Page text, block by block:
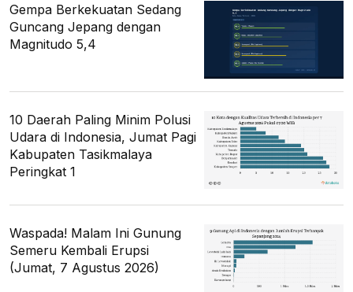
Gempa Berkekuatan Sedang
Guncang Jepang dengan
Magnitudo 5,4
10 Daerah Paling Minim Polusi
Udara di Indonesia, Jumat Pagi
Kabupaten Tasikmalaya
Peringkat 1
Waspada! Malam Ini Gunung
Semeru Kembali Erupsi
(Jumat, 7 Agustus 2026)